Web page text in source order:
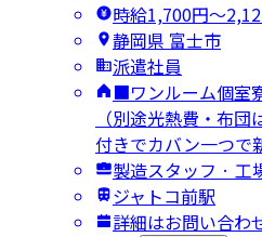
時給1,700円〜
静岡県 富士市
派遣社員
■ワンルーム個室
（別途光熱費・布
付きでカバン一つで
製造スタッフ · 工
ジャトコ前駅
詳細はお問い合わ